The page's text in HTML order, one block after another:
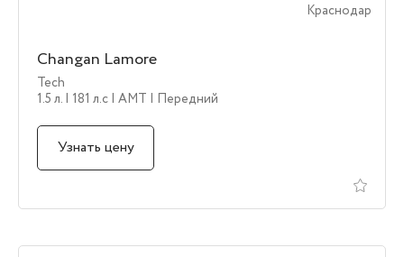
Краснодар
Changan Lamore
Tech
1.5 л. | 181 л.c | AMT | Передний
Узнать цену